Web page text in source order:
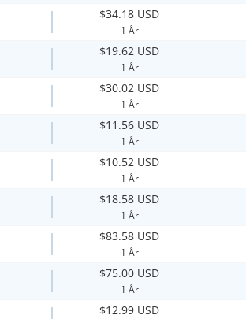
$34.18 USD
1 År
$19.62 USD
1 År
$30.02 USD
1 År
$11.56 USD
1 År
$10.52 USD
1 År
$18.58 USD
1 År
$83.58 USD
1 År
$75.00 USD
1 År
$12.99 USD